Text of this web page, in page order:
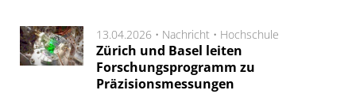
13.04.2026 • Nachricht • Hochschule
Zürich und Basel leiten
Forschungsprogramm zu
Präzisionsmessungen